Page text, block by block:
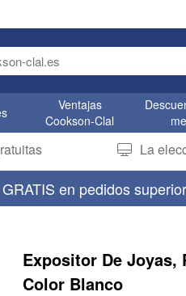
Ventajas
Cookson-Clal
La
en pedidos
Expositor De Joyas,
Color Blanco